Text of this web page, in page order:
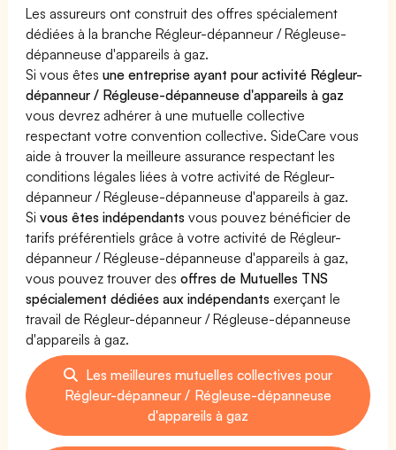
Les assureurs ont construit des offres spécialement
dédiées à la branche Régleur-dépanneur / Régleuse-
dépanneuse d'appareils à gaz.
Si vous êtesune entreprise ayant pour activité Régleur-
dépanneur / Régleuse-dépanneuse d'appareils à gaz
vous devrez adhérer à une mutuelle collective
respectant votre convention collective. SideCare vous
aide à trouver la meilleure assurance respectant les
conditions légales liées à votre activité de Régleur-
dépanneur / Régleuse-dépanneuse d'appareils à gaz.
Sivous êtes indépendants vous pouvez bénéficier de
tarifs préférentiels grâce à votre activité de Régleur-
dépanneur / Régleuse-dépanneuse d'appareils à gaz,
vous pouvez trouver desoffres de Mutuelles TNS
spécialement dédiées aux indépendants exerçant le
travail de Régleur-dépanneur / Régleuse-dépanneuse
d'appareils à gaz.
Les meilleures mutuelles collectives pour
Régleur-dépanneur / Régleuse-dépanneuse
d'appareils à gaz